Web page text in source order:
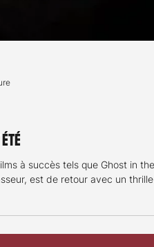
à succès tels que Ghost in the
est de retour avec un